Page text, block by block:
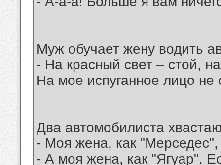
Муж обучает жену водить
- На красный свет – стой,
На мое испуганное лицо
Два автомобилиста
- Моя жена, как "Мерседес",
- А моя жена, как "Ягуар".